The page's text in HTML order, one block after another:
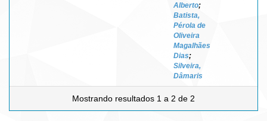
Alberto;
Batista,
Pérola de
Oliveira
Magalhães
Dias;
Silveira,
Dâmaris
Mostrando resultados 1 a 2 de 2